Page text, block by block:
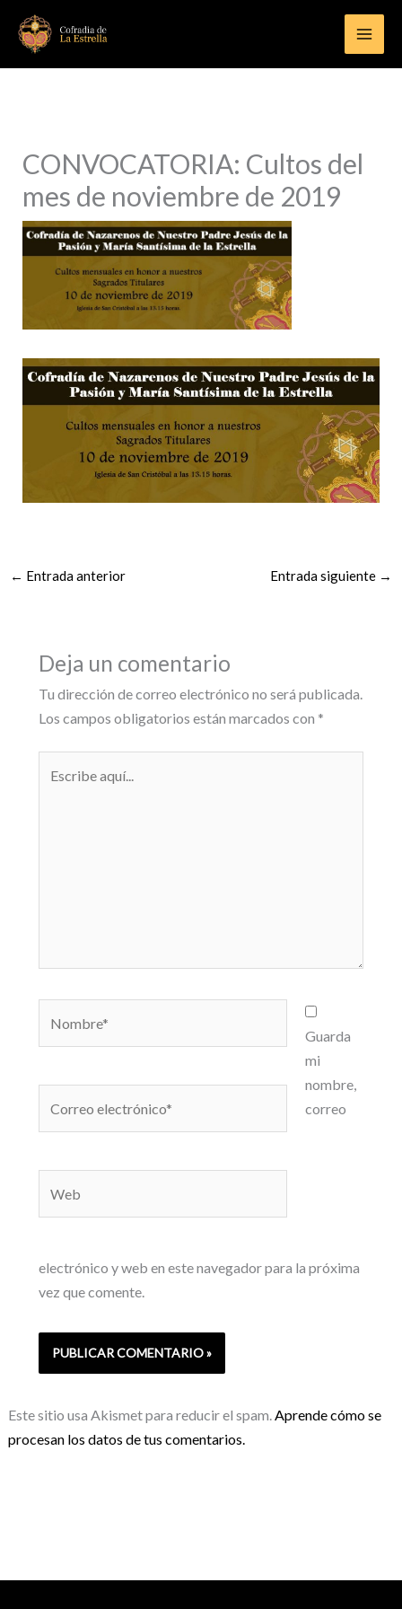
contenido
CONVOCATORIA: Cultos del
mes de noviembre de 2019
← Entrada anterior Entrada siguiente →
Deja un comentario
Tu dirección de correo electrónico no será publicada.
Los campos obligatorios están marcados con *
Guarda
mi
nombre,
correo
electrónico y web en este navegador para la próxima
vez que comente.
Este sitio usa Akismet para reducir el spam.Aprende cómo se
procesan los datos de tus comentarios.